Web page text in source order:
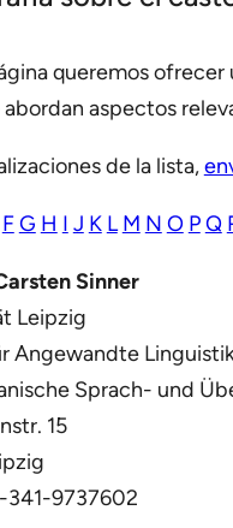
queremos
abordan aspectos
de la lista,
FG H I J K L M N O PQ
Sinner
Leipzig
Angewandte
Sprach- und
15
341-9737602